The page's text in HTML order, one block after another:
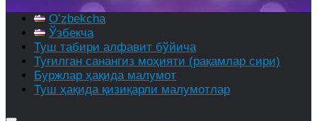
Oʻzbekcha
Ўзбекча
Туш табири алфавит бўйича
Туғилган санангиз моҳияти (рақамлар сири)
Буржлар ҳақида малумот
Туш ҳақида қизиқарли малумотлар